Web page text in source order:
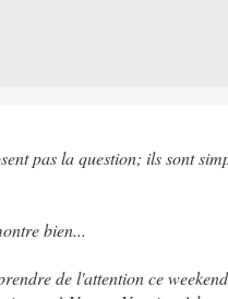
pas la question; ils sont
bien...
de l'attention ce